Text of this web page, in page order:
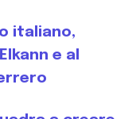
italiano,
e al